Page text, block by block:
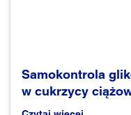
Samokontrola
w cukrzycy